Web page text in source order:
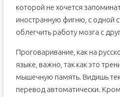
которой не хочется
иностранную фигню, с одной
облегчить работу мозга с
Проговаривание, как на
языке, важно, так как это
мышечную память. Видишь
перевод автоматически.